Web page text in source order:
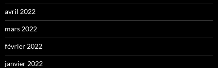
avril 2022
mars 2022
février 2022
janvier 2022